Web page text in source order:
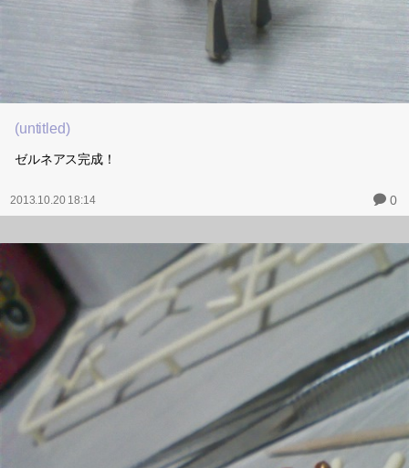
(untitled)
ゼルネアス完成！
2013.10.20 18:14 0